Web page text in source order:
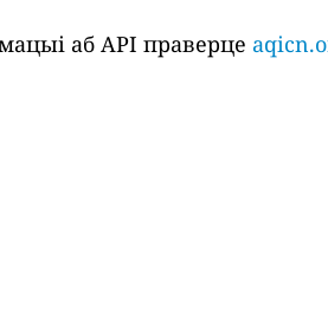
аб API праверце